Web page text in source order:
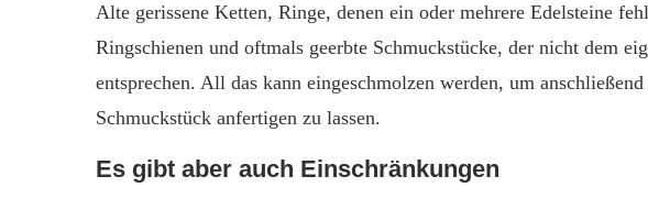
Alte gerissene Ketten, Ringe, denen ein oder mehrere Edelsteine
Ringschienen und oftmals geerbte Schmuckstücke, der nicht dem
entsprechen. All das kann eingeschmolzen werden, um
Schmuckstück anfertigen zu lassen.
Es gibt aber auch Einschränkungen